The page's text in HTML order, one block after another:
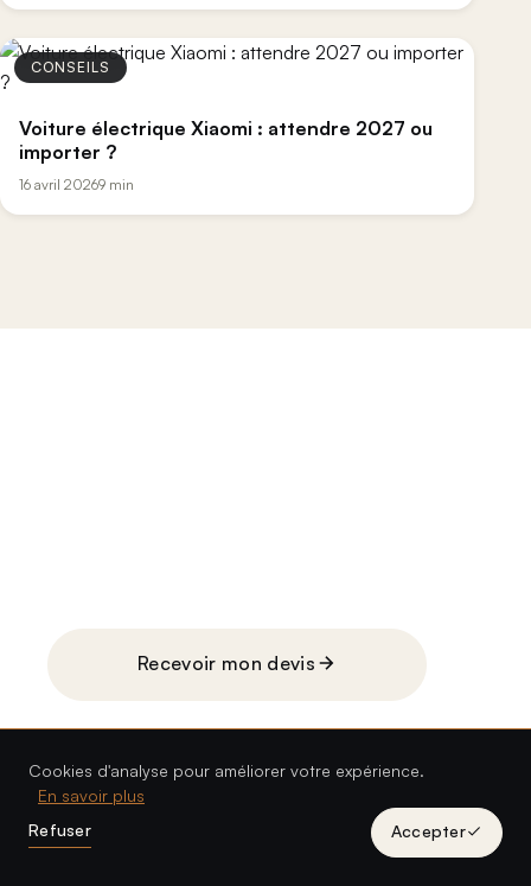
CONSEILS
Voiture électrique Xiaomi : attendre 2027 ou
importer ?
16 avril 20269 min
Recevoir mon devis
Cookies d'analyse pour améliorer votre expérience.
En savoir plus
Refuser
Accepter